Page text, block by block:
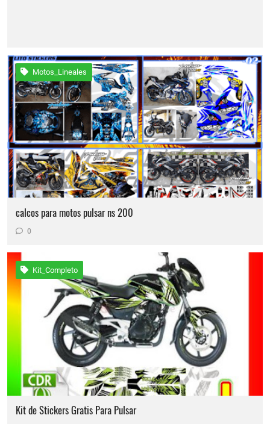
Motos_Lineales
calcos para motos pulsar ns 200
0
Kit_Completo
Kit de Stickers Gratis Para Pulsar